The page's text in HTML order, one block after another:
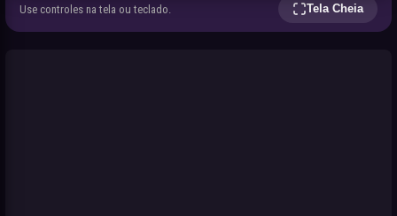
Use controles na tela ou teclado. Tela Cheia